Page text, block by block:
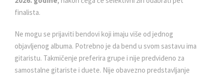
finalista.
Ne mogu se prijaviti bendovi koji imaju više od jednog
objavljenog albuma. Potrebno je da bend u svom sastavu ima
gitaristu. Takmičenje preferira grupe i nije predviđeno za
samostalne gitariste i duete. Nije obavezno predstavljanje